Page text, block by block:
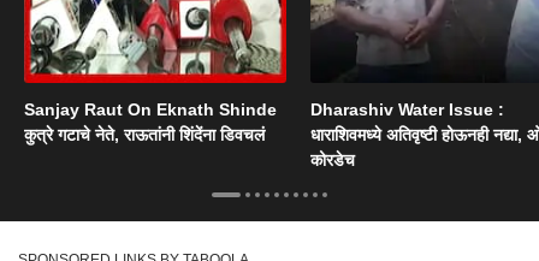
Sanjay Raut On Eknath Shinde
कुत्रे गटाचे नेते, राऊतांनी शिंदेंना डिवचलं
Dharashiv Water Issue :
धाराशिवमध्ये अतिवृष्टी होऊनही नद्या,
कोरडेच